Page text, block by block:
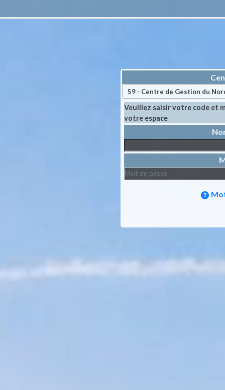
Veuillez saisir votre code et
votre espace